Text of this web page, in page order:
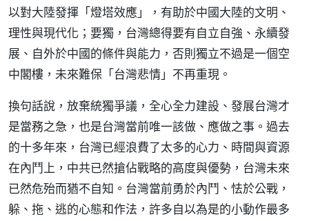
以對大陸發揮「燈塔效應」，有助於中國大陸的文明、
理性與現代化；要獨，台灣總得要有自立自強、永續發
展、自外於中國的條件與能力，否則獨立不過是一個空
中閣樓，未來難保「台灣悲情」不再重現。
換句話說，放棄統獨爭議，全心全力建設、發展台灣才
是當務之急，也是台灣當前唯一該做、應做之事。過去
的十多年來，台灣已經浪費了太多的心力、時間與資源
在內鬥上，中共已然搶佔戰略的高度與優勢，台灣未來
已然危殆而猶不自知。台灣當前勇於內鬥、怯於公戰，
躲、拖、逃的心態和作法，許多自以為是的小動作最多